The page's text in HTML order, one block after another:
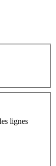
lignes